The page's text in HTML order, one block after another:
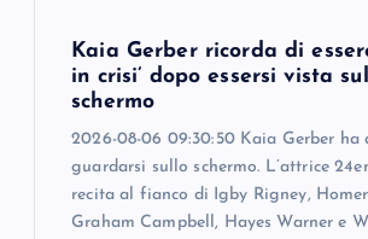
Kaia Gerber ricorda di
in crisi’ dopo essersi vista
schermo
2026-08-06 09:30:50 Kaia Gerber
guardarsi sullo schermo. L’attrice
recita al fianco di Igby Rigney, Homer
Graham Campbell, Hayes Warner e